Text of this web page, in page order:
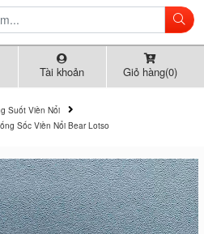
Tài khoản Giỏ hàng(0)
Suốt Viền Nổi
Sốc Viền Nổi Bear Lotso